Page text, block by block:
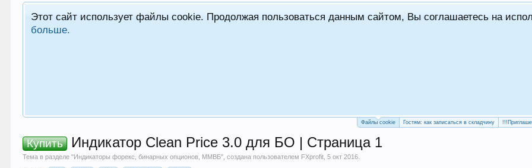
Этот сайт использует файлы cookie. Продолжая пользоваться данным сайтом, Вы соглашаетесь на
больше.
Файлы cookie Гостям: как записаться в складчину
Купить Индикатор Сlean Price 3.0 для БО | Страница 1
Тема в разделе "Индикаторы форекс, бинарных опционов, ММВБ", создана пользователем FXprofit ,5 окт 2016